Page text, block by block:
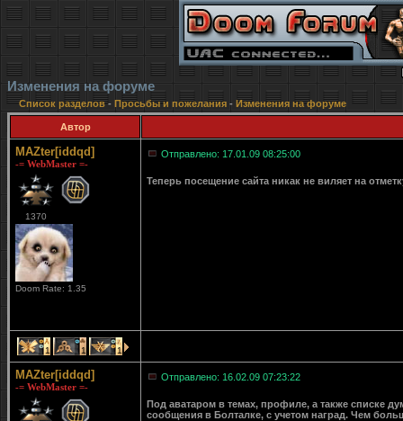
Изменения на форуме
Список разделов- Просьбы и пожелания - Изменения на форуме
Автор
MAZter[iddqd]
-= WebMaster =-
1370
Doom Rate: 1.35
Отправлено: 17.01.09 08:25:00
Теперь посещение сайта никак не виляет на
1 1 1
MAZter[iddqd]
-= WebMaster =-
Отправлено: 16.02.09 07:23:22
Под аватаром в темах, профиле, а также списке
сообщения в Болталке, с учетом наград. Чем